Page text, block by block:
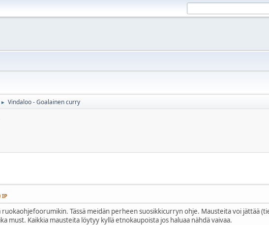
► Vindaloo - Goalainen curry
IP
ruokaohjefoorumikin. Tässä meidän perheen suosikkicurryn ohje. Mausteita voi jättää
must. Kaikkia mausteita löytyy kyllä etnokaupoista jos haluaa nähdä vaivaa.